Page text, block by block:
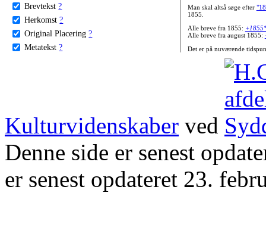
Brevtekst ?
Herkomst ?
Original Placering ?
Metatekst ?
Man skal altså søge efter
1855.
Alle breve fra 1855:
Alle breve fra august 1855:
Det er på nuværende
Kulturvidenskaber ved
Denne side er senest
er senest opdateret 23.